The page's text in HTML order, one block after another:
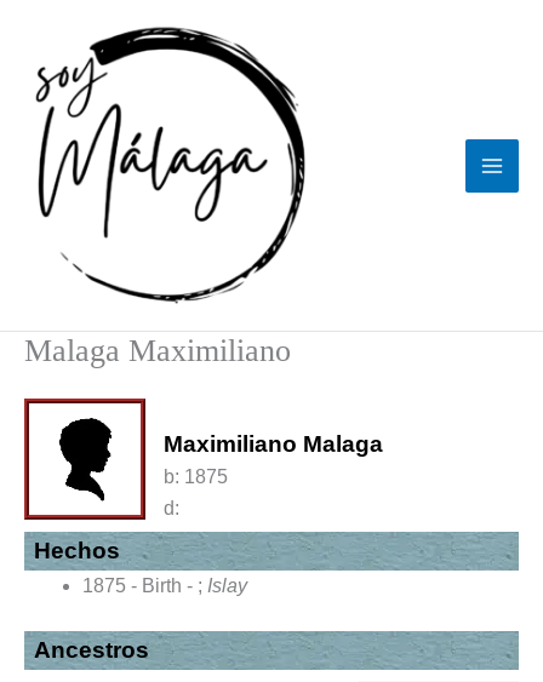
contenido
Malaga Maximiliano
Maximiliano Malaga
b: 1875
d:
Hechos
1875 - Birth - ; Islay
Ancestros